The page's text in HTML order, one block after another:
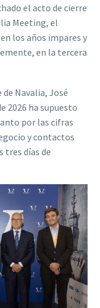
el acto de cierre
Meeting, el
los años impares y
en la tercera
Navalia, José
2026 ha supuesto
por las cifras
y contactos
tres días de